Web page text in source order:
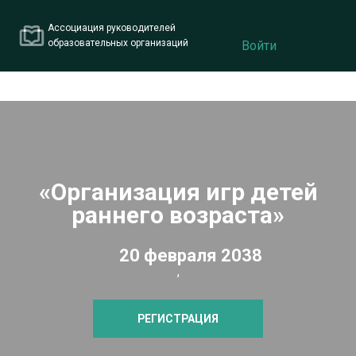
Ассоциация руководителей
образовательных организаций
Войти
«Организация игр детей
раннего возраста»
20 февраля 2038
,
РЕГИСТРАЦИЯ